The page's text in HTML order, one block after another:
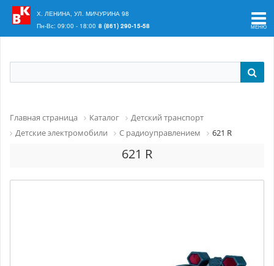
Ваш регион:
Х. ЛЕНИНА, УЛ. МИЧУРИНА 98
Пн-Вс: 09:00 - 18:00 8 (861) 290-15-58
Главная страница Каталог
Детский транспорт
Детские электромобили
С радиоуправлением 621 R
621 R